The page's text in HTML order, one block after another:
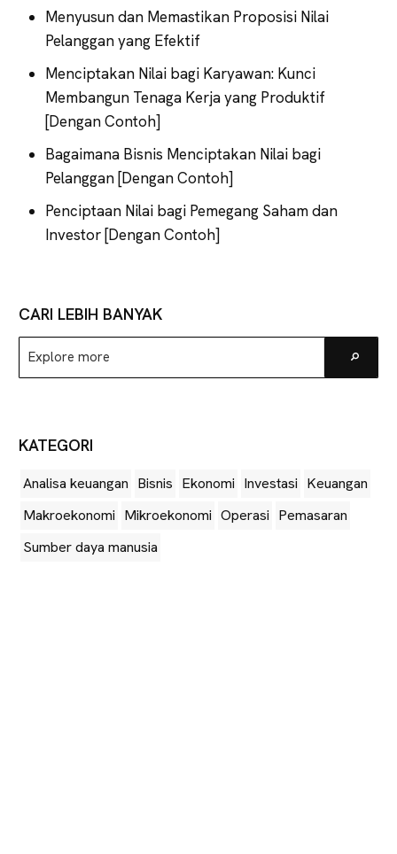
Menyusun dan Memastikan Proposisi Nilai
Pelanggan yang Efektif
Menciptakan Nilai bagi Karyawan: Kunci
Membangun Tenaga Kerja yang Produktif
[Dengan Contoh]
Bagaimana Bisnis Menciptakan Nilai bagi
Pelanggan [Dengan Contoh]
Penciptaan Nilai bagi Pemegang Saham dan
Investor [Dengan Contoh]
CARI LEBIH BANYAK
Explore
more
KATEGORI
Analisa keuangan Bisnis Ekonomi Investasi Keuangan
Makroekonomi Mikroekonomi Operasi Pemasaran
Sumber daya manusia